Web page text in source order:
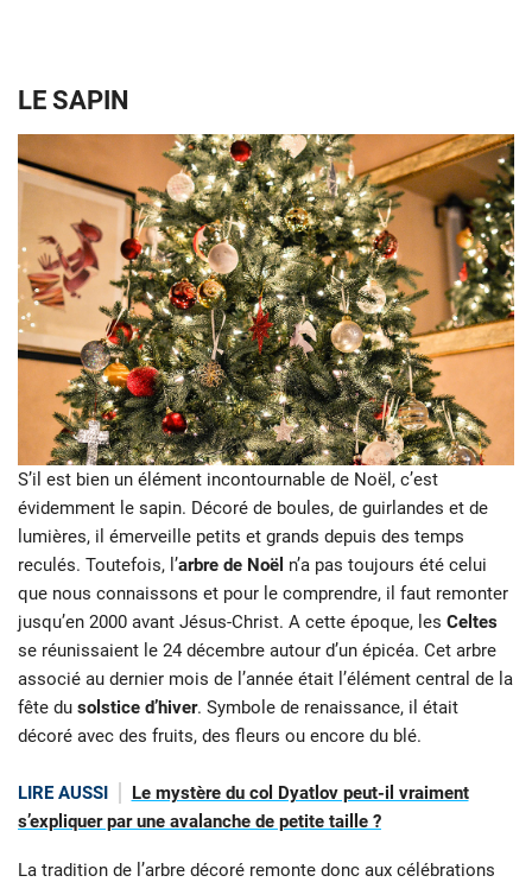
LE SAPIN
S’il est bien un élément incontournable de Noël, c’est
évidemment le sapin. Décoré de boules, de guirlandes et de
lumières, il émerveille petits et grands depuis des temps
reculés. Toutefois, l’arbre de Noël n’a pas toujours été celui
que nous connaissons et pour le comprendre, il faut remonter
jusqu’en 2000 avant Jésus-Christ. A cette époque, les Celtes
se réunissaient le 24 décembre autour d’un épicéa. Cet arbre
associé au dernier mois de l’année était l’élément central de la
fête du solstice d’hiver. Symbole de renaissance, il était
décoré avec des fruits, des fleurs ou encore du blé.
LIRE AUSSI
Le mystère du col Dyatlov peut-il vraiment
s’expliquer par une avalanche de petite taille ?
La tradition de l’arbre décoré remonte donc aux célébrations